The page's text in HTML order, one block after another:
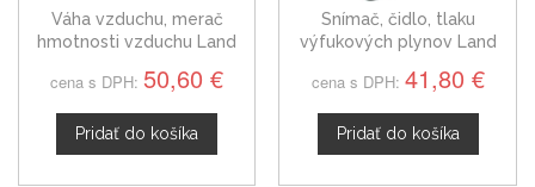
Váha vzduchu, merač
hmotnosti vzduchu Land
cena s DPH: 50,60 €
Pridať do košíka
Snímač, čidlo, tlaku
výfukových plynov Land
cena s DPH: 41,80 €
Pridať do košíka